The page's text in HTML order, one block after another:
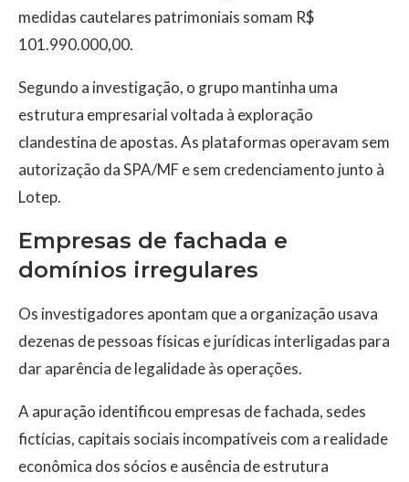
medidas cautelares patrimoniais somam R$
101.990.000,00.
Segundo a investigação, o grupo mantinha uma
estrutura empresarial voltada à exploração
clandestina de apostas. As plataformas operavam sem
autorização da SPA/MF e sem credenciamento junto à
Lotep.
Empresas de fachada e
domínios irregulares
Os investigadores apontam que a organização usava
dezenas de pessoas físicas e jurídicas interligadas para
dar aparência de legalidade às operações.
A apuração identificou empresas de fachada, sedes
fictícias, capitais sociais incompatíveis com a realidade
econômica dos sócios e ausência de estrutura